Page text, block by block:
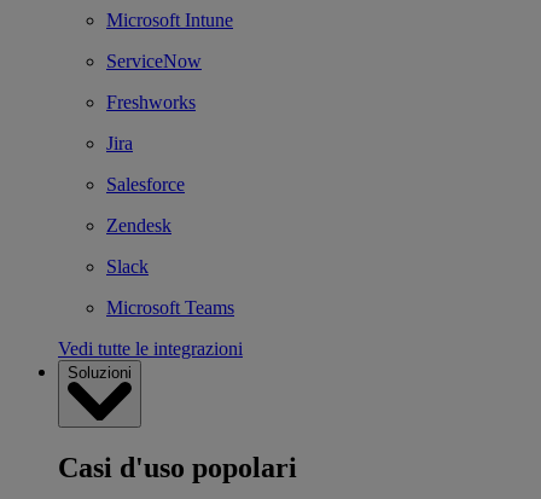
Microsoft Intune
ServiceNow
Freshworks
Jira
Salesforce
Zendesk
Slack
Microsoft Teams
Vedi tutte le integrazioni
Soluzioni
Casi d'uso popolari